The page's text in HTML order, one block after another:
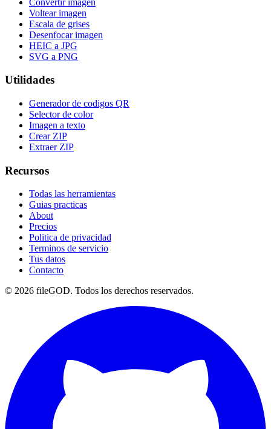
Voltear imagen
Escala de grises
Desenfocar imagen
HEIC a JPG
SVG a PNG
Utilidades
Generador de codigos QR
Selector de color
Imagen a texto
Crear ZIP
Extraer ZIP
Recursos
Todas las herramientas
Guias practicas
About
Precios
Politica de privacidad
Terminos de servicio
Tus datos
Contacto
© 2026 fileGOD. Todos los derechos reservados.